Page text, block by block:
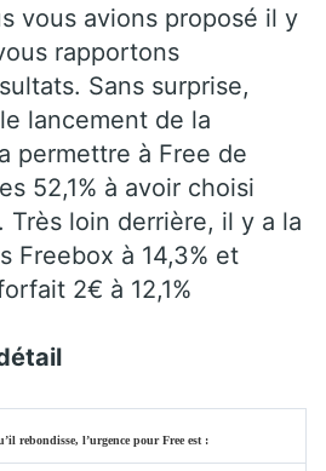
vous avions proposé il y
rapportons
Sans surprise,
lancement de la
permettre à Free de
52,1% à avoir choisi
loin derrière, il y a la
Freebox à 14,3% et
2€ à 12,1%
rebondisse, l’urgence pour Free est :